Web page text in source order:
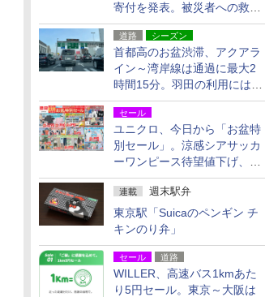
寄付を発表。被災者への救援
活動・復旧支援
道路 シーズン
首都高のお盆渋滞、アクアラ
イン～湾岸線は通過に最大2
時間15分。羽田の利用には
「空港西出口」の利用検討を
セール
ユニクロ、今日から「お盆特
別セール」。涼感シアサッカ
ーワンピース待望値下げ、撥
水ギアショーツは1990円に
連載 週末駅弁
東京駅「Suicaのペンギン チ
キンのり弁」
セール 道路
WILLER、高速バス1kmあた
り5円セール。東京～大阪は